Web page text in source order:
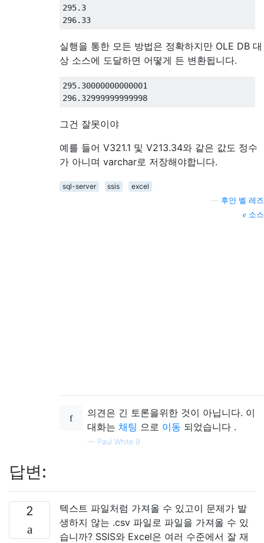
295.3
296.33
실행을 통한 모든 방법은 정확하지만 OLE DB 대
상 소스에 도달하면 어떻게 든 변환됩니다.
295.30000000000001
296.32999999999998
그건 잘못이야
예를 들어 V321.1 및 V213.34와 같은 값도 정수
가 아니며 varchar로 저장해야합니다.
sql-server ssis
excel
후안 벨 레즈
소스
의견은 긴 토론을위한 것이 아닙니다. 이
대화는 채팅 으로 이동 되었습니다 .
— Paul White 9
답변:
2
텍스트 파일처럼 가져올 수 있고이 문제가 발
생하지 않는 .csv 파일로 파일을 가져올 수 있
습니까? SSIS와 Excel은 여러 수준에서 잘 재